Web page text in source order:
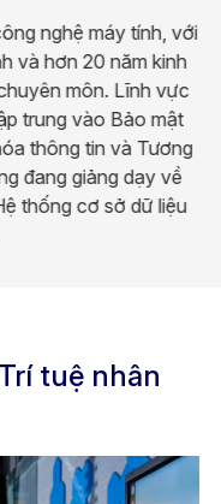
nghệ máy tính, với
hơn 20 năm kinh
môn. Lĩnh vực
trung vào Bảo mật
thông tin và Tương
đang giảng dạy về
thống cơ sở dữ liệu
tuệ nhân